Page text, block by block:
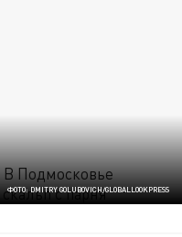
ФОТО: DMITRY GOLUBOVICH/GLOBALLOOKPRESS